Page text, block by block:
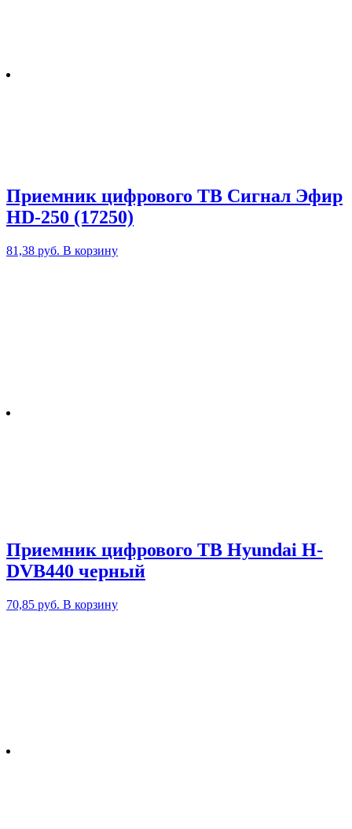
Приемник цифрового ТВ Сигнал Эфир
HD-250 (17250)
81,38 руб. В корзину
Приемник цифрового ТВ Hyundai H-
DVB440 черный
70,85 руб. В корзину